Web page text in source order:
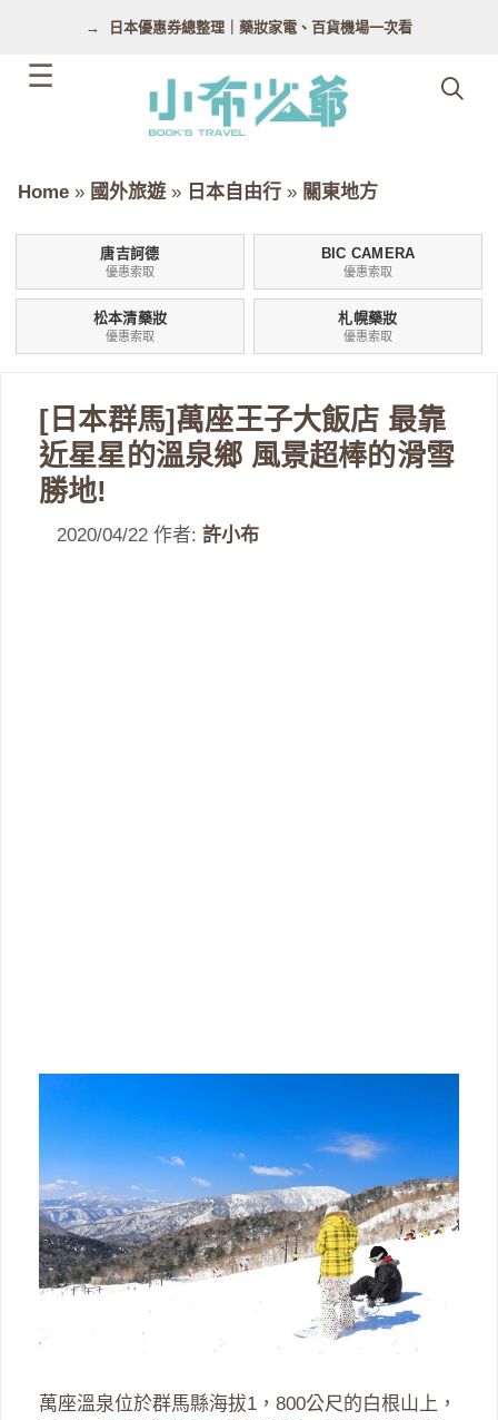
日本優惠券總整理｜藥妝家電、百貨機場一次看
Home » 國外旅遊 » 日本自由行 » 關東地方
唐吉訶德
優惠索取
BIC CAMERA
優惠索取
松本清藥妝
優惠索取
札幌藥妝
優惠索取
[日本群馬]萬座王子大飯店 最靠
近星星的溫泉鄉 風景超棒的滑雪
勝地!
2020/04/22 作者: 許小布
萬座溫泉位於群馬縣海拔1，800公尺的白根山上，